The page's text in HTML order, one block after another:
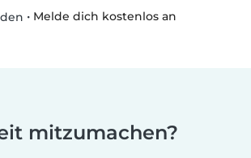
• Melde dich kostenlos an
mitzumachen?